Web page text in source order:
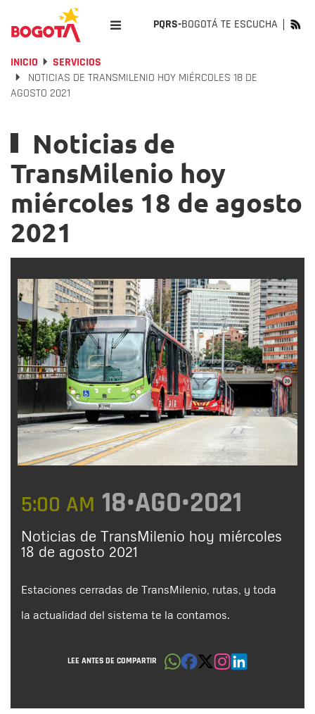
PQRS-BOGOTÁ TE ESCUCHA
INICIO
SERVICIOS
NOTICIAS DE TRANSMILENIO HOY MIÉRCOLES 18 DE
AGOSTO 2021
Noticias de
TransMilenio hoy
miércoles 18 de agosto
2021
5:00 AM 18•AGO•2021
Noticias de TransMilenio hoy miércoles
18 de agosto 2021
Estaciones cerradas de TransMilenio, rutas, y toda
la actualidad del sistema te la contamos.
LEE ANTES DE COMPARTIR